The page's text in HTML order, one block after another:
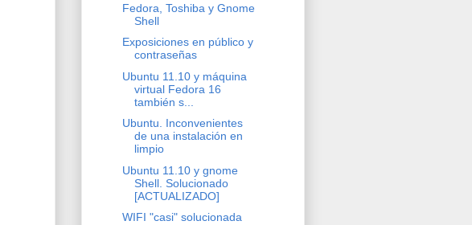
Fedora, Toshiba y Gnome
Shell
Exposiciones en público y
contraseñas
Ubuntu 11.10 y máquina
virtual Fedora 16
también s...
Ubuntu. Inconvenientes
de una instalación en
limpio
Ubuntu 11.10 y gnome
Shell. Solucionado
[ACTUALIZADO]
WIFI "casi" solucionada